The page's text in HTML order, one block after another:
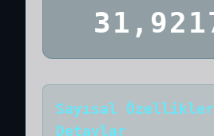
Sayısal
Detaylar